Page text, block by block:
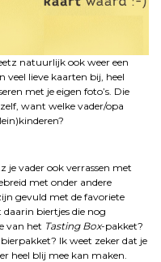
natuurlijk ook weer een
veel lieve kaarten bij, heel
met je eigen foto’s. Die
want welke vader/opa
je vader ook verrassen met
met onder andere
gevuld met de favoriete
daarin biertjes die nog
van het Tasting Box-pakket?
Ik weet zeker dat je
heel blij mee kan maken.